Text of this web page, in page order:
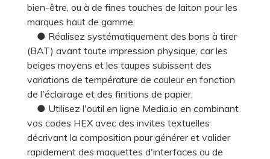
bien-être, ou à de fines touches de laiton pour les
marques haut de gamme.
● Réalisez systématiquement des bons à tirer
(BAT) avant toute impression physique, car les
beiges moyens et les taupes subissent des
variations de température de couleur en fonction
de l'éclairage et des finitions de papier.
● Utilisez l'outil en ligne Media.io en combinant
vos codes HEX avec des invites textuelles
décrivant la composition pour générer et valider
rapidement des maquettes d'interfaces ou de